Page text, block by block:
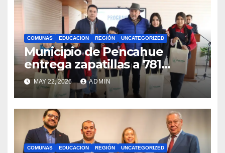
COMUNAS EDUCACION REGIÓN UNCATEGORIZED
Municipio de Pencahue
entrega zapatillas a 781
estudiantes con recursos del
Royalty Minero
MAY 22, 2026 ADMIN
COMUNAS EDUCACION REGIÓN UNCATEGORIZED